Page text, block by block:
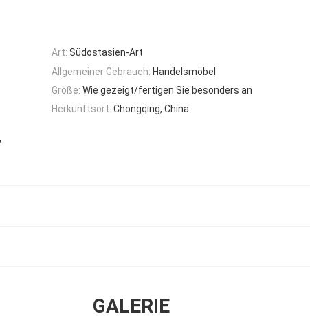
Art: Südostasien-Art
Allgemeiner Gebrauch: Handelsmöbel
Größe: Wie gezeigt/fertigen Sie besonders an
Herkunftsort: Chongqing, China
,
GALERIE